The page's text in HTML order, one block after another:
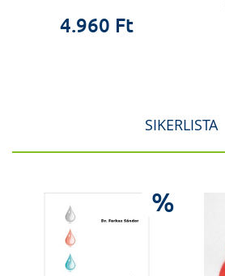
4.960 Ft
SIKERLISTA
%